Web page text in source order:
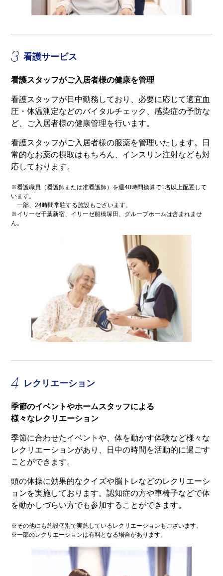
3 看護サービス
看護スタッフがご入居者様の健康を管理
看護スタッフが日中勤務しており、必要に応じて適宜血
圧・体温測定などのバイタルチェック、感染症の予防な
ど、ご入居者様の健康管理を行います。
看護スタッフがご入居者様の服薬を管理いたします。日
常的なお薬の摂取はもちろん、インスリン注射なども対
応しております。
※看護職員（看護師または准看護師）を週40時間換算で1名以上配置して
います。
一部、24時間常駐する施設もございます。
※イリーゼ千葉新宿、イリーゼ船橋塚田、グループホームは含まれませ
ん。
4 レクリエーション
季節のイベントやホームスタッフによる
様々なレクリエーション
季節に合わせたイベントや、体を動かす体験など様々な
レクリエーションがあり、日中の時間を活動的に過ごす
ことができます。
頭の体操に効果的なクイズや脳トレなどのレクリエーシ
ョンを実施しております。認知症の方や車椅子などで体
を動かしづらい方でも参加することができます。
※その他にも施設個別で実施しているレクリエーションもございます。
※一部のレクリエーションは有料となる場合があります。